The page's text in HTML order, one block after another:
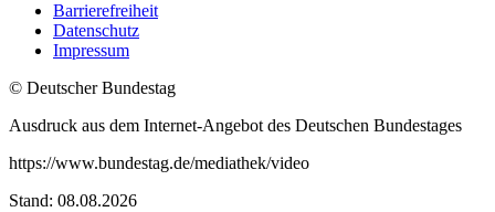
Barrierefreiheit
Datenschutz
Impressum
© Deutscher Bundestag
Ausdruck aus dem Internet-Angebot des Deutschen Bundestages
https://www.bundestag.de/mediathek/video
Stand: 08.08.2026